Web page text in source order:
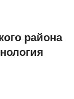
района